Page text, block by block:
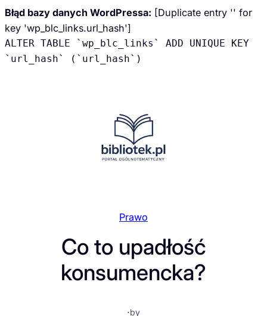
Błąd bazy danych WordPressa: [Duplicate entry '' for
key 'wp_blc_links.url_hash']
ALTER TABLE `wp_blc_links` ADD UNIQUE KEY
`url_hash` (`url_hash`)
Prawo
Co to upadłość
konsumencka?
·by